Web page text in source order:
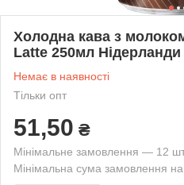
Холодна кава з
Latte 250мл Нідерланди
Немає в наявності
Тільки опт
51,50 ₴
Мінімальне замовлення — 12
Мінімальна сума замовлення